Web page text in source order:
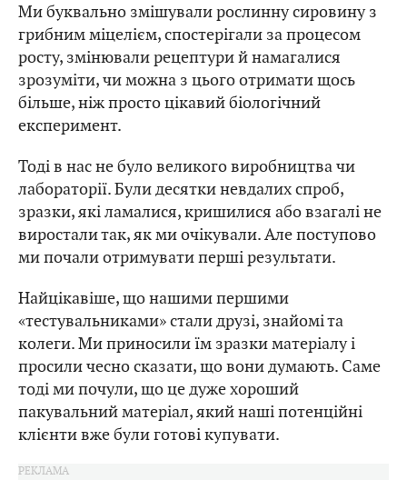
Ми буквально змішували рослинну сировину з
грибним міцелієм, спостерігали за процесом
росту, змінювали рецептури й намагалися
зрозуміти, чи можна з цього отримати щось
більше, ніж просто цікавий біологічний
експеримент.
Тоді в нас не було великого виробництва чи
лабораторії. Були десятки невдалих спроб,
зразки, які ламалися, кришилися або взагалі не
виростали так, як ми очікували. Але поступово
ми почали отримувати перші результати.
Найцікавіше, що нашими першими
«тестувальниками» стали друзі, знайомі та
колеги. Ми приносили їм зразки матеріалу і
просили чесно сказати, що вони думають. Саме
тоді ми почули, що це дуже хороший
пакувальний матеріал, який наші потенційні
клієнти вже були готові купувати.